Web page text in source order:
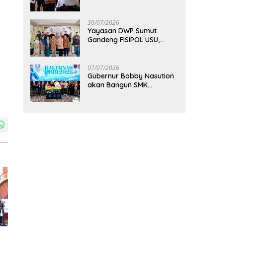
30/07/2026
Yayasan DWP Sumut
Gandeng FISIPOL USU,
Pendidikan
07/07/2026
Gubernur Bobby Nasution
akan Bangun SMK